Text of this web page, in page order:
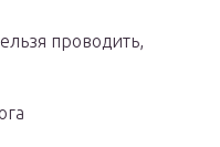
проводить,